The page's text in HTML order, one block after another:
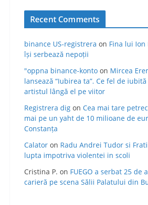
Recent Comments
binance US-registrera on Fina lui Ion
își serbează nepoții
"oppna binance-konto on Mircea
lansează “Iubirea ta”. Ce fel de
artistul lângă el pe viitor
Registrera dig on Cea mai tare
mai pe un yaht de 10 milioane de
Constanța
Calator on Radu Andrei Tudor si
lupta impotriva violentei in scoli
Cristina P. on FUEGO a serbat 25 de
carieră pe scena Sălii Palatului din